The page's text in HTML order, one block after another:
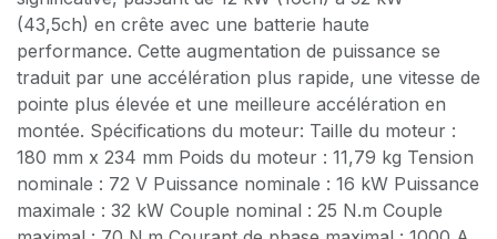
(43,5ch) en crête avec une batterie haute
performance. Cette augmentation de puissance se
traduit par une accélération plus rapide, une vitesse de
pointe plus élevée et une meilleure accélération en
montée. Spécifications du moteur: Taille du moteur :
180 mm x 234 mm Poids du moteur : 11,79 kg Tension
nominale : 72 V Puissance nominale : 16 kW Puissance
maximale : 32 kW Couple nominal : 25 N.m Couple